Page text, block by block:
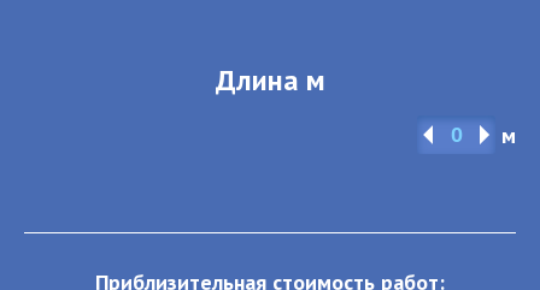
Длина м
м
Приблизительная стоимость работ: